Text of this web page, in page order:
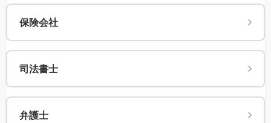
保険会社
司法書士
弁護士